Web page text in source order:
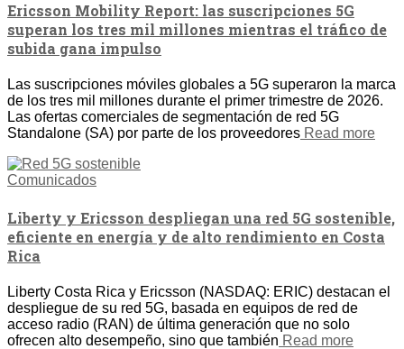
Ericsson Mobility Report: las suscripciones 5G
superan los tres mil millones mientras el tráfico de
subida gana impulso
Las suscripciones móviles globales a 5G superaron la marca
de los tres mil millones durante el primer trimestre de 2026.
Las ofertas comerciales de segmentación de red 5G
Standalone (SA) por parte de los proveedores Read more
Comunicados
Liberty y Ericsson despliegan una red 5G sostenible,
eficiente en energía y de alto rendimiento en Costa
Rica
Liberty Costa Rica y Ericsson (NASDAQ: ERIC) destacan el
despliegue de su red 5G, basada en equipos de red de
acceso radio (RAN) de última generación que no solo
ofrecen alto desempeño, sino que también Read more